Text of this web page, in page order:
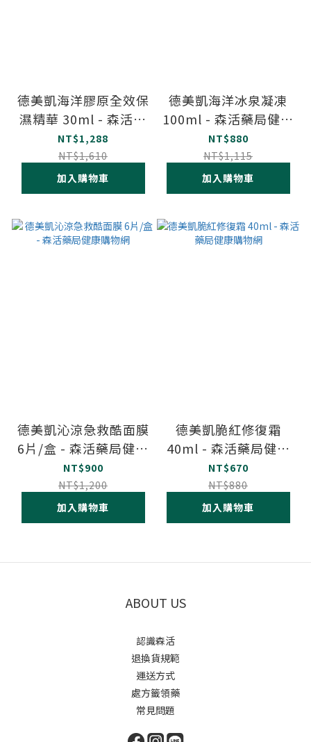
德美凱海洋膠原全效保
濕精華 30ml - 森活藥
局健康購物網
NT$1,288
NT$1,610
加入購物車
德美凱海洋冰泉凝凍
100ml - 森活藥局健康
購物網
NT$880
NT$1,115
加入購物車
德美凱沁涼急救酷面膜
6片/盒 - 森活藥局健康
購物網
NT$900
NT$1,200
加入購物車
德美凱脆紅修復霜
40ml - 森活藥局健康
購物網
NT$670
NT$880
加入購物車
ABOUT US
認識森活
退換貨規範
運送方式
處方籤領藥
常見問題